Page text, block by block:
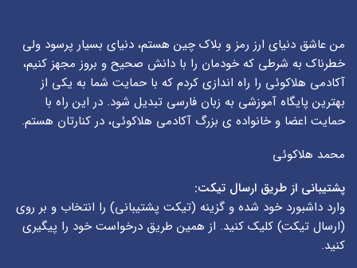
من عاشق دنیای ارز رمز و بلاک چین هستم، دنیای بسیار پرسود ولی
خطرناک به شرطی که خودمان را با دانش صحیح و بروز مجهز کنیم،
آکادمی هلاکوئی را راه اندازی کردم که با حمایت شما به یکی از
بهترین پایگاه آموزشی به زبان فارسی تبدیل شود. در این راه با
حمایت اعضا و خانواده ی بزرگ آکادمی هلاکوئی، در کنارتان هستم.
محمد هلاکوئی
پشتیبانی از طریق ارسال تیکت:
وارد داشبورد خود شده و گزینه (تیکت پشتیبانی) را انتخاب و بر روی
(ارسال تیکت) کلیک کنید. از همین طریق درخواست خود را پیگیری
کنید.